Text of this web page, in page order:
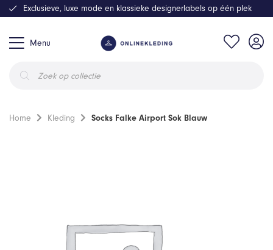
Menu
zoeken
Exclusieve, luxe mode en klassieke designerlabels op één plek
Home Kleding Socks Falke Airport Sok Blauw